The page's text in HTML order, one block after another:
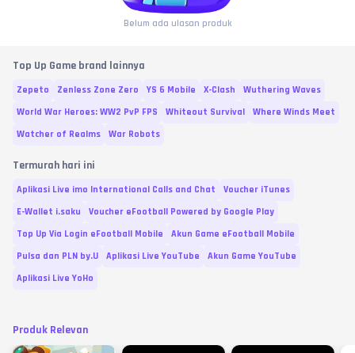
Belum ada ulasan produk
Top Up Game brand lainnya
Zepeto Zenless Zone Zero YS 6 Mobile X-Clash
Wuthering Waves
World War Heroes: WW2 PvP FPS
Whiteout Survival
Where Winds Meet
Watcher of Realms
War Robots
Termurah hari ini
Aplikasi Live imo International Calls and Chat
Voucher iTunes
E-Wallet i.saku
Voucher eFootball Powered by Google Play
Top Up Via Login eFootball Mobile
Akun Game eFootball Mobile
Pulsa dan PLN by.U
Aplikasi Live YouTube
Akun Game YouTube
Aplikasi Live YoHo
Produk Relevan